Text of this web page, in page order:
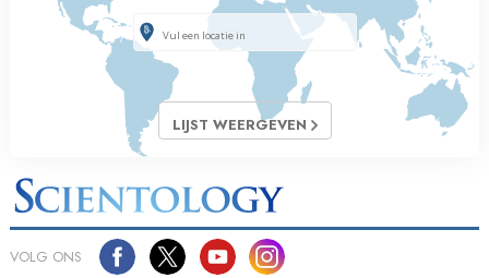
LIJST WEERGEVEN
VOLG ONS